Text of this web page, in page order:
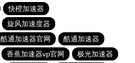
快橙加速器
旋风加速度器
酷通加速器官网
酷通加速器
香蕉加速器vp官网 极光加速器